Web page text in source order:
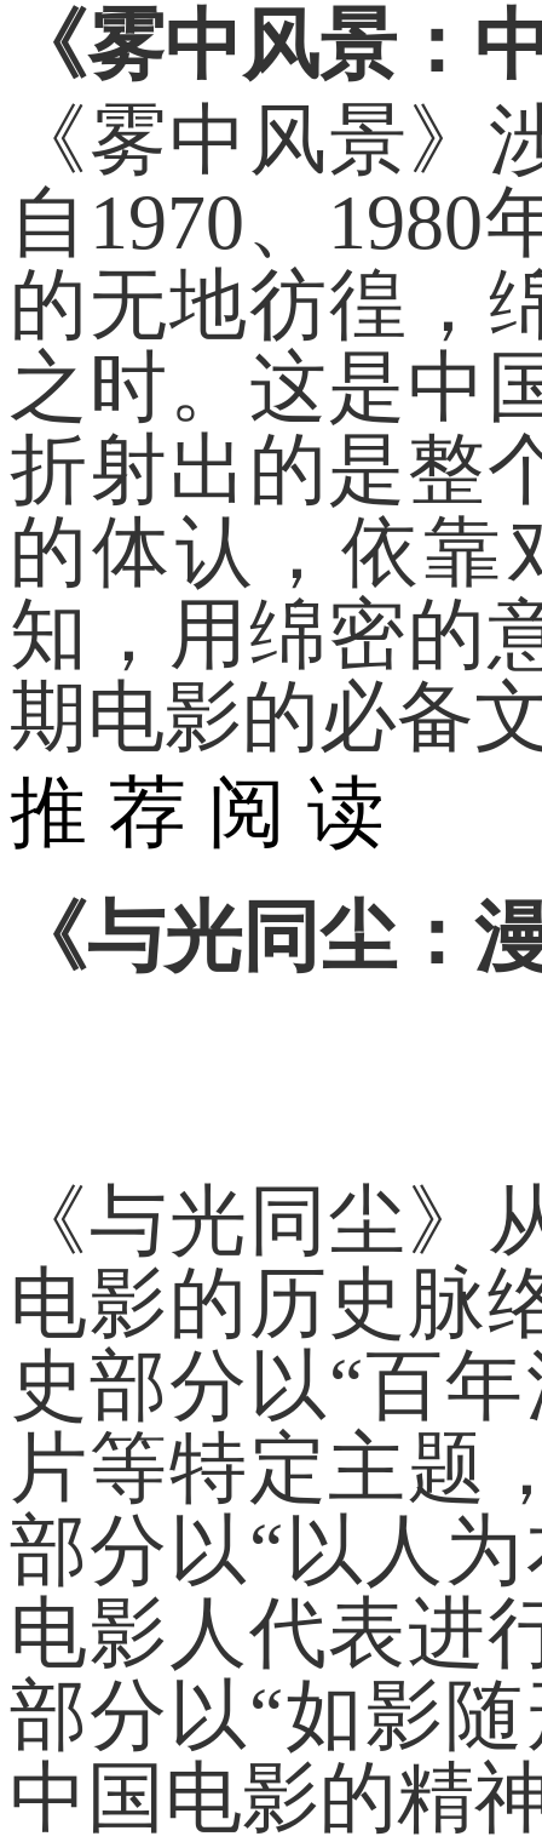
《雾中风景：
《雾中风景
自1970、
的无地彷徨，
之时。这是中
折射出的是整
的体认，依靠
知，用绵密的
期电影的必备
推 荐 阅 读
《与光同尘：
《与光同尘
电影的历史脉
史部分以“百
片等特定主题
部分以“以人
电影人代表进
部分以“如影
中国电影的精